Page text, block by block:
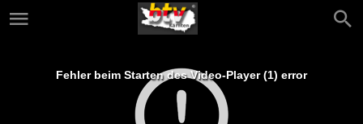
Fehler beim Starten des Video-Player (1) error